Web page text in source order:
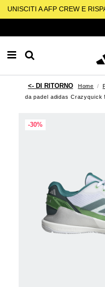
UNISCITI A AFP CREW E
Home
da padel adidas Crazyquick
-30%